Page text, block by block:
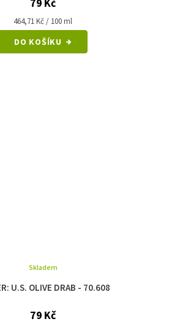
Měrná
cena:
464,71 Kč / 100 ml
DO KOŠÍKU
U.S. OLIVE DRAB - 70.608
Skladem
79 Kč